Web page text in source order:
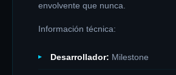
envolvente que nunca.
Información técnica:
Desarrollador: Milestone